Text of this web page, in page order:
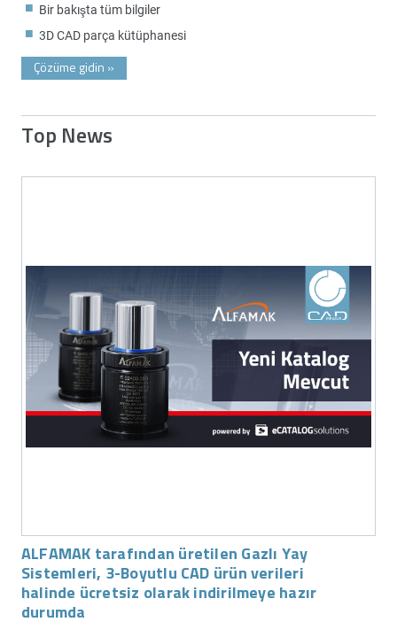
Bir bakışta tüm bilgiler
3D CAD parça kütüphanesi
Çözüme gidin »
Top News
ALFAMAK tarafından üretilen Gazlı Yay
Sistemleri, 3-Boyutlu CAD ürün verileri
halinde ücretsiz olarak indirilmeye hazır
durumda